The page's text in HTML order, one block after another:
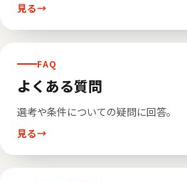
見る
FAQ
よくある質問
選考や条件についての疑問に回答。
見る